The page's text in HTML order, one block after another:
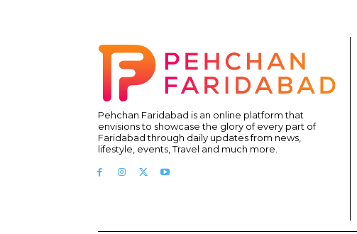
Pehchan Faridabad is an online platform that
envisions to showcase the glory of every part of
Faridabad through daily updates from news,
lifestyle, events, Travel and much more.